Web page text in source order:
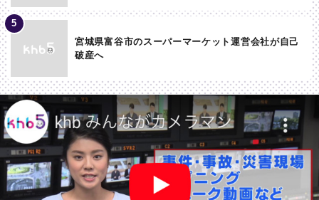
宮城県富谷市のスーパーマーケット運営会社が自己
破産へ